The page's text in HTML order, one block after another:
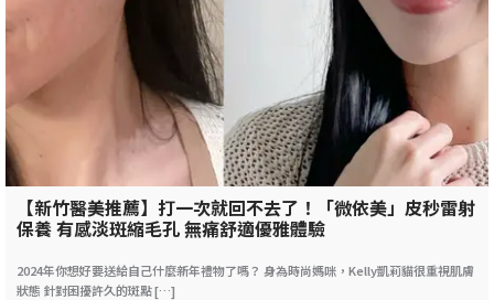
【新竹醫美推薦】打一次就回不去了！「微依美」皮秒雷射
保養 有感淡斑縮毛孔 無痛舒適優雅體驗
2024年你想好要送給自己什麼新年禮物了嗎？ 身為時尚媽咪，Kelly凱莉貓很重視肌膚
狀態 針對困擾許久的斑點 […]